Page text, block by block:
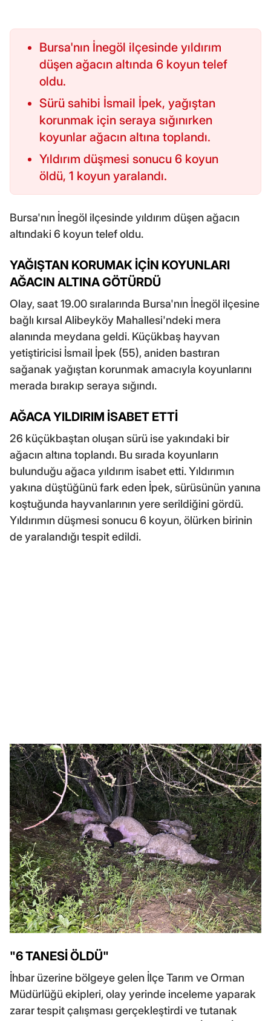
Bursa'nın İnegöl ilçesinde yıldırım
düşen ağacın altında 6 koyun telef
oldu.
Sürü sahibi İsmail İpek, yağıştan
korunmak için seraya sığınırken
koyunlar ağacın altına toplandı.
Yıldırım düşmesi sonucu 6 koyun
öldü, 1 koyun yaralandı.
Bursa'nın İnegöl ilçesinde yıldırım düşen ağacın
altındaki 6 koyun telef oldu.
YAĞIŞTAN KORUMAK İÇİN KOYUNLARI
AĞACIN ALTINA GÖTÜRDÜ
Olay, saat 19.00 sıralarında Bursa'nın İnegöl ilçesine
bağlı kırsal Alibeyköy Mahallesi'ndeki mera
alanında meydana geldi. Küçükbaş hayvan
yetiştiricisi İsmail İpek (55), aniden bastıran
sağanak yağıştan korunmak amacıyla koyunlarını
merada bırakıp seraya sığındı.
AĞACA YILDIRIM İSABET ETTİ
26 küçükbaştan oluşan sürü ise yakındaki bir
ağacın altına toplandı. Bu sırada koyunların
bulunduğu ağaca yıldırım isabet etti. Yıldırımın
yakına düştüğünü fark eden İpek, sürüsünün yanına
koştuğunda hayvanlarının yere serildiğini gördü.
Yıldırımın düşmesi sonucu 6 koyun, ölürken birinin
de yaralandığı tespit edildi.
"6 TANESİ ÖLDÜ"
İhbar üzerine bölgeye gelen İlçe Tarım ve Orman
Müdürlüğü ekipleri, olay yerinde inceleme yaparak
zarar tespit çalışması gerçekleştirdi ve tutanak